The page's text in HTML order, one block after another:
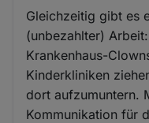
Gleichzeitig gibt es
(unbezahlter)
Krankenhaus-
Kinderkliniken
dort aufzumuntern.
Kommunikation für